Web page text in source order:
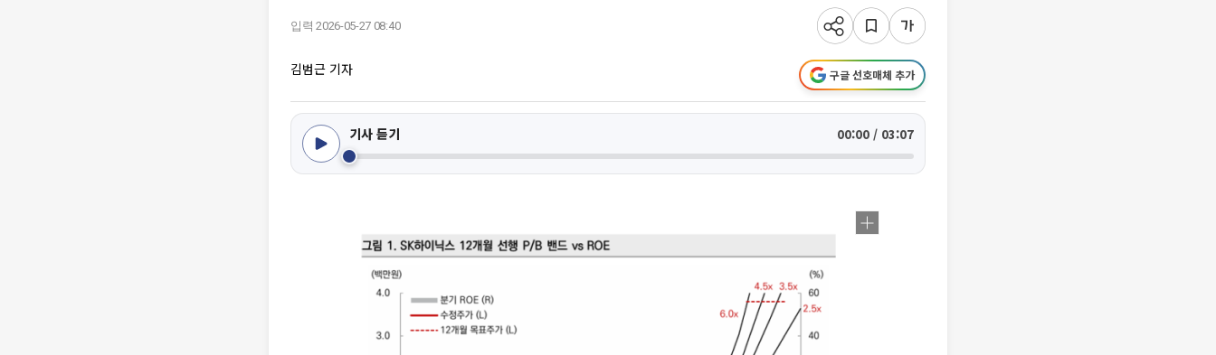
입력 2026-05-27 08:40
김범근 기자 구글 선호매체 추가
기사 듣기 00:00 / 03:07